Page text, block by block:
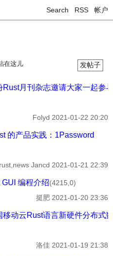
Search RSS 帐户
发帖子
在这儿
Rust月刊杂志邀请大家一起参
Folyd 2021-01-22 20:20
的产品实践：1Password
rust,news Jancd 2021-01-21 22:39
GUI 编程介绍(4215,0)
挺肥 2021-01-20 23:36
移动云Rust语言新硬件分布式
洛佳 2021-01-19 21:38